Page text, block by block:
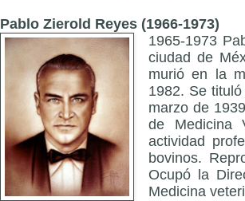
Pablo Zierold Reyes (1966-1973)
1965-1973
ciudad de
murió en la
1982. Se
marzo de
de Medicina
actividad
bovinos.
Ocupó la
Medicina